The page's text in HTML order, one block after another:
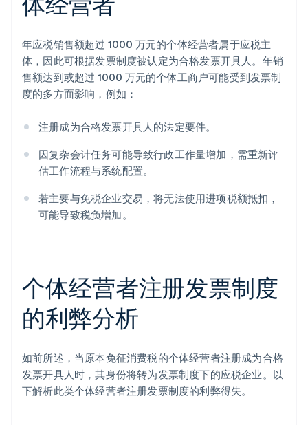
年应税销售额超过 1000 万元的个体经营者属于应税主
体，因此可根据发票制度被认定为合格发票开具人。年销
售额达到或超过 1000 万元的个体工商户可能受到发票制
度的多方面影响，例如：
注册成为合格发票开具人的法定要件。
因复杂会计任务可能导致行政工作量增加，需重新评
估工作流程与系统配置。
若主要与免税企业交易，将无法使用进项税额抵扣，
可能导致税负增加。
个体经营者注册发票制度
的利弊分析
如前所述，当原本免征消费税的个体经营者注册成为合格
发票开具人时，其身份将转为发票制度下的应税企业。以
下解析此类个体经营者注册发票制度的利弊得失。